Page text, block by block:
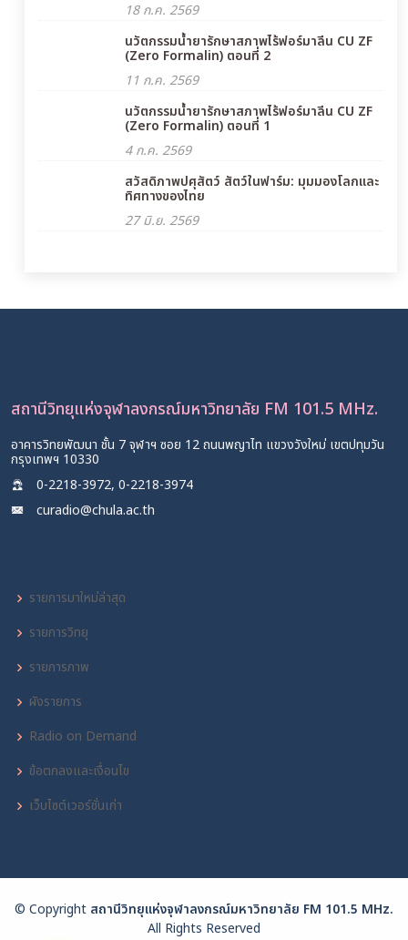
18 ก.ค. 2569
นวัตกรรมน้ำยารักษาสภาพไร้ฟอร์มาลีน CU ZF
(Zero Formalin) ตอนที่ 2
11 ก.ค. 2569
นวัตกรรมน้ำยารักษาสภาพไร้ฟอร์มาลีน CU ZF
(Zero Formalin) ตอนที่ 1
4 ก.ค. 2569
สวัสดิภาพปศุสัตว์ สัตว์ในฟาร์ม: มุมมองโลกและ
ทิศทางของไทย
27 มิ.ย. 2569
สถานีวิทยุแห่งจุฬาลงกรณ์มหาวิทยาลัย FM 101.5 MHz.
อาคารวิทยพัฒนา ชั้น 7 จุฬาฯ ซอย 12 ถนนพญาไท แขวงวังใหม่ เขตปทุมวัน
กรุงเทพฯ 10330
0-2218-3972, 0-2218-3974
curadio@chula.ac.th
รายการมาใหม่ล่าสุด
รายการวิทยุ
รายการภาพ
ผังรายการ
Radio on Demand
ข้อตกลงและเงื่อนไข
เว็บไซต์เวอร์ชั่นเก่า
© Copyright สถานีวิทยุแห่งจุฬาลงกรณ์มหาวิทยาลัย FM 101.5 MHz.
All Rights Reserved